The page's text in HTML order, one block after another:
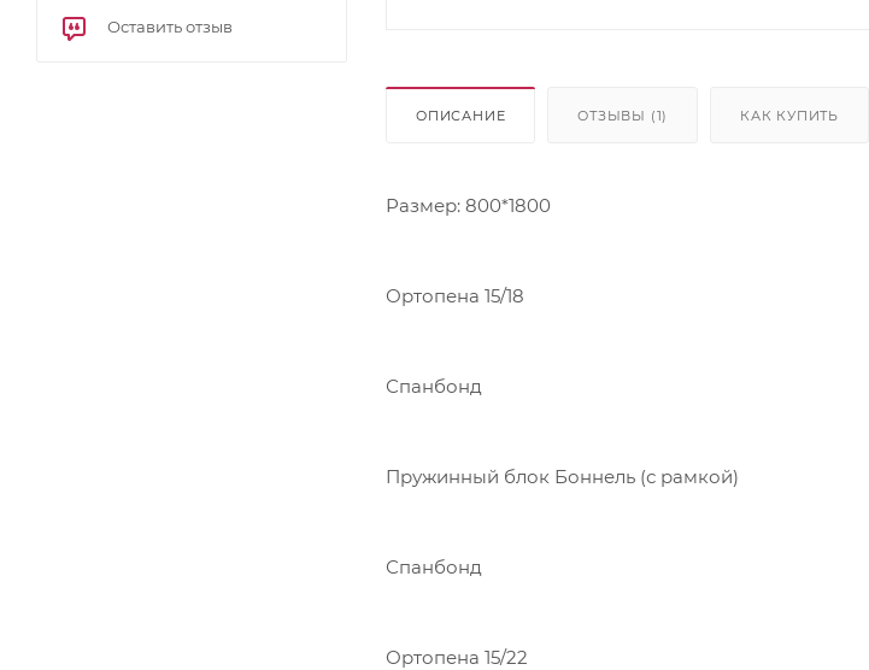
ОПИСАНИЕ ОТЗЫВЫ (1) КАК КУПИТЬ
Размер: 800*1800
Ортопена 15/18
Спанбонд
Пружинный блок Боннель (с рамкой)
Спанбонд
Ортопена 15/22
Оставить отзыв